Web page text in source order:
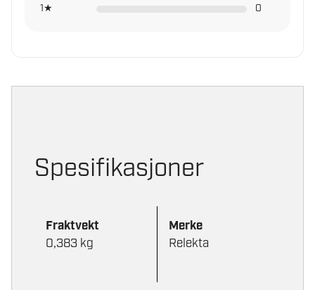
1★
0
Spesifikasjoner
Fraktvekt
0,383 kg
Merke
Relekta